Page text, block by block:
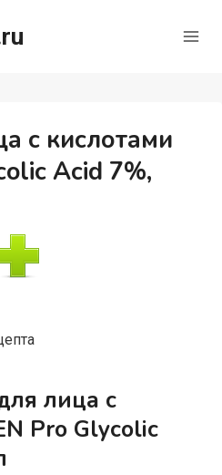
с кислотами
Acid 7%,
лица с
Pro Glycolic